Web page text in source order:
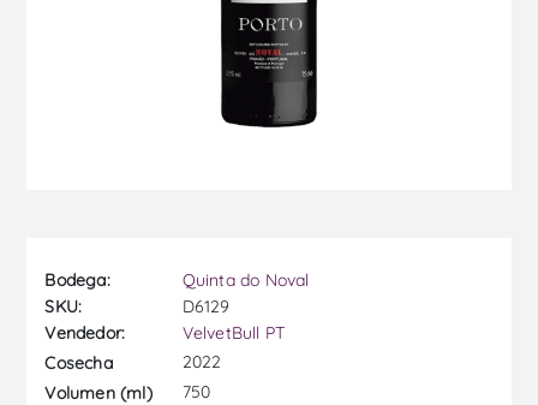
Bodega:
Quinta do Noval
SKU:
D6129
Vendedor:
VelvetBull PT
Cosecha
2022
Volumen (ml)
750